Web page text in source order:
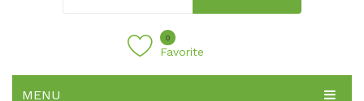
0
Favorite
MENU